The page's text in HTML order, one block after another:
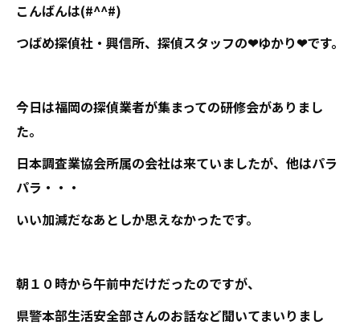
こんばんは(#^^#)
つばめ探偵社・興信所、探偵スタッフの❤ゆかり❤です。
今日は福岡の探偵業者が集まっての研修会がありまし
た。
日本調査業協会所属の会社は来ていましたが、他はパラ
パラ・・・
いい加減だなあとしか思えなかったです。
朝１０時から午前中だけだったのですが、
県警本部生活安全部さんのお話など聞いてまいりまし